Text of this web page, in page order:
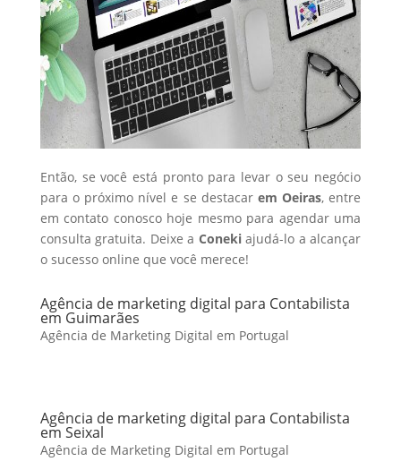
Então, se você está pronto para levar o seu negócio
para o próximo nível e se destacar em Oeiras, entre
em contato conosco hoje mesmo para agendar uma
consulta gratuita. Deixe a Conekiajudá-lo a alcançar
o sucesso online que você merece!
Agência de marketing digital para Contabilista
em Guimarães
Agência de Marketing Digital em Portugal
Agência de marketing digital para Contabilista
em Seixal
Agência de Marketing Digital em Portugal